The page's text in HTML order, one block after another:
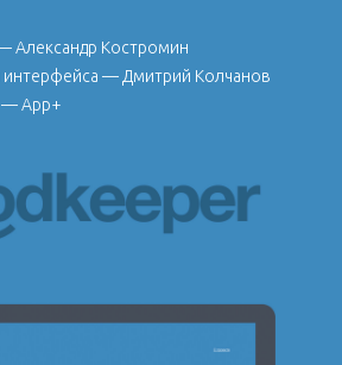
Александр Костромин
интерфейса — Дмитрий Колчанов
— App+